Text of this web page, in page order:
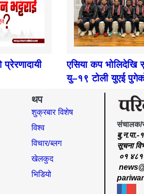
एसिया कप भोलिदेखि
यु–१९ टोली युएई
थप
शुक्रबार विशेष
विश्व
विचार/ब्लग
खेलकुद
भिडियो
संचालक/
बु.न.पा.-
सूचना
०१